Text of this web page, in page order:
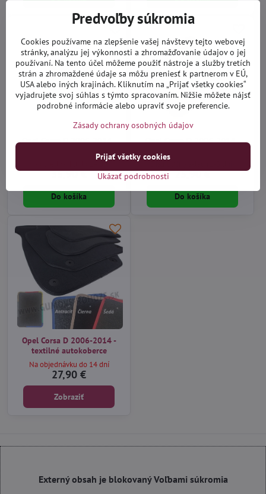
Opel Corsa D 2006-2014 -
Na objednávku do 14 dní
35,90 €
Do košíka
Opel Corsa D 2006-2014 -
25,90 €
Do košíka
Opel Corsa D 2006-2014 -
textilné autokoberce
Na objednávku do 14 dní
27,90 €
Zobraziť
Externý obsah je blokovaný Voľbami súkromia
Predvoľby súkromia
Cookies používame na zlepšenie vašej návštevy tejto webovej
stránky, analýzu jej výkonnosti a zhromažďovanie údajov o jej
používaní. Na tento účel môžeme použiť nástroje a služby tretích
strán a zhromaždené údaje sa môžu preniesť k partnerom v EÚ,
USA alebo iných krajinách. Kliknutím na „Prijať všetky cookies“
vyjadrujete svoj súhlas s týmto spracovaním. Nižšie môžete nájsť
podrobné informácie alebo upraviť svoje preferencie.
Zásady ochrany osobných údajov
Ukázať podrobnosti
Prijať všetky cookies